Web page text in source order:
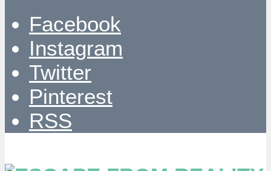
Facebook
Instagram
Twitter
Pinterest
RSS